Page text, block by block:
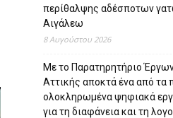
περίθαλψης αδέσποτων
Αιγάλεω
8 Αυγούστου 2026
Με το Παρατηρητήριο
Αττικής αποκτά ένα από τα
ολοκληρωμένα ψηφιακά
για τη διαφάνεια και τη